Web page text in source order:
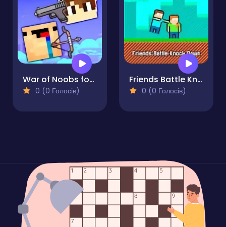
War of Noobs for two players
0 (0 Голосів)
Friends Battle Knock Down
0 (0 Голосів)